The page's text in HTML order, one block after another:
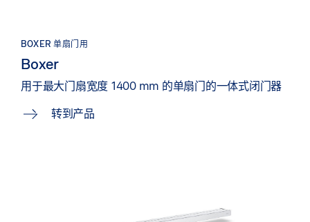
BOXER 单扇门用
Boxer
用于最大门扇宽度 1400 mm 的单扇门的一体式闭门器
转到产品